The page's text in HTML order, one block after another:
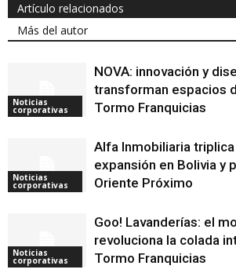
Artículo relacionados
Más del autor
Noticias
corporativas
NOVA: innovación y
transforman espacios
Tormo Franquicias
Noticias
corporativas
Alfa Inmobiliaria
expansión en Bolivia y
Oriente Próximo
Noticias
corporativas
Goo! Lavanderías: el
revoluciona la colada
Tormo Franquicias